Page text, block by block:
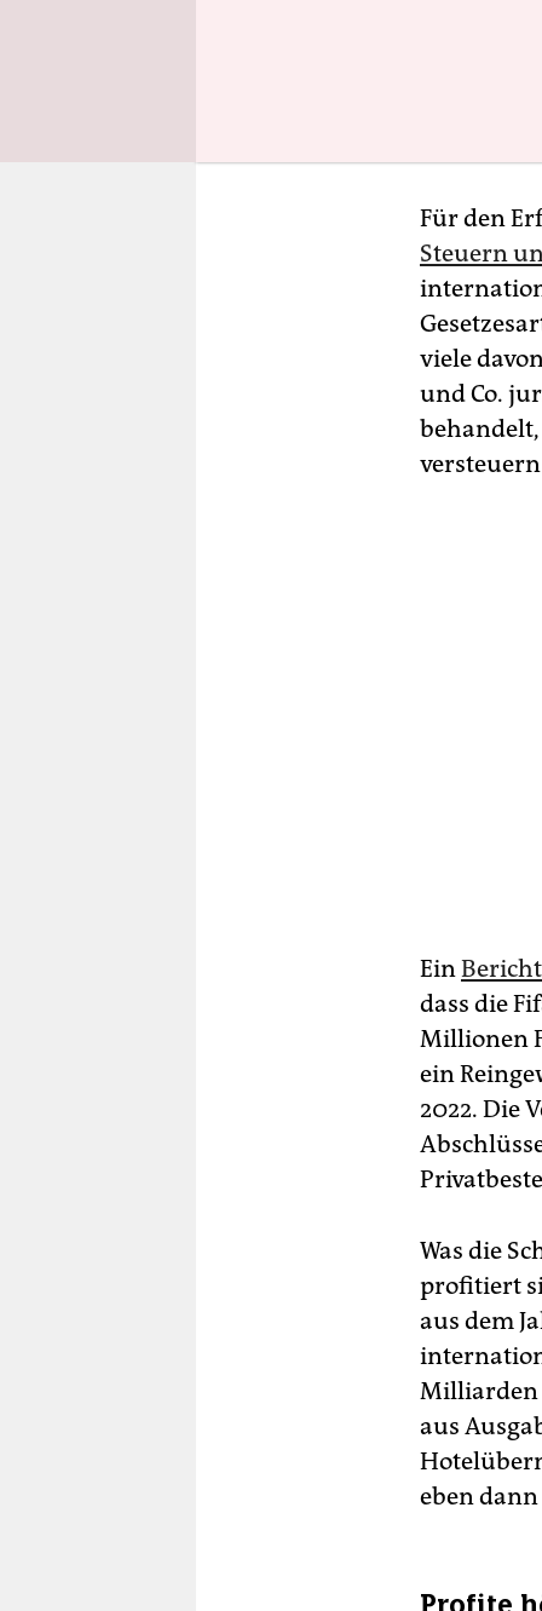
hat mit
Für den
Steuern
viele
und Co.
EinBericht
dass die
Millionen
ein
2022. Die
Was die
profitiert
aus dem
Milliarden
aus
eben